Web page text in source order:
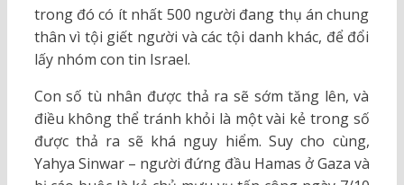
trong đó có ít nhất 500 người đang thụ án chung
thân vì tội giết người và các tội danh khác, để đổi
lấy nhóm con tin Israel.
Con số tù nhân được thả ra sẽ sớm tăng lên, và
điều không thể tránh khỏi là một vài kẻ trong số
được thả ra sẽ khá nguy hiểm. Suy cho cùng,
Yahya Sinwar – người đứng đầu Hamas ở Gaza và